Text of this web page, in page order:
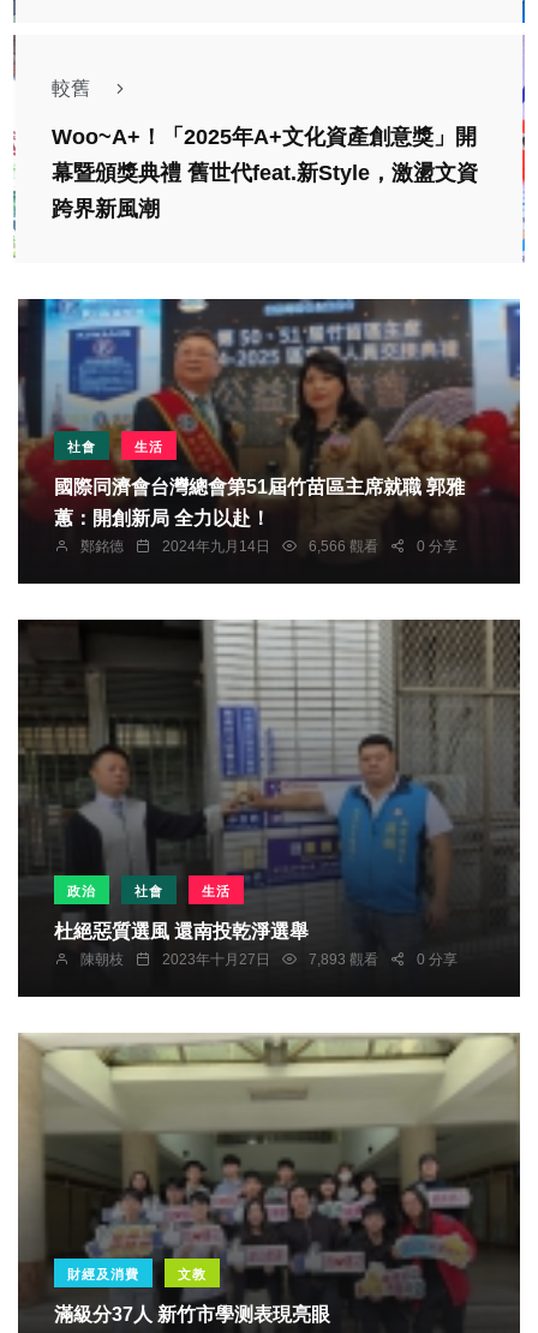
較舊
Woo~A+！「2025年A+文化資產創意獎」開
幕暨頒獎典禮 舊世代feat.新Style，激盪文資
跨界新風潮
社會 生活
國際同濟會台灣總會第51屆竹苗區主席就職 郭雅
蕙：開創新局 全力以赴！
鄭銘德 2024年九月14日 6,566 觀看 0 分享
政治 社會 生活
杜絕惡質選風 還南投乾淨選舉
陳朝枝 2023年十月27日 7,893 觀看 0 分享
財經及消費 文教
滿級分37人 新竹市學测表現亮眼